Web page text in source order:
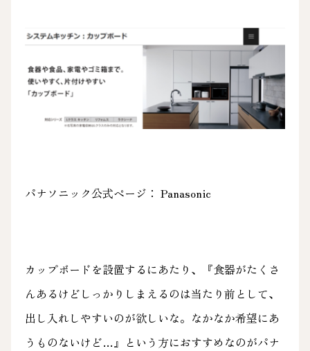
パナソニック公式ページ： Panasonic
カップボードを設置するにあたり、『食器がたくさ
んあるけどしっかりしまえるのは当たり前として、
出し入れしやすいのが欲しいな。なかなか希望にあ
うものないけど…』という方におすすめなのがパナ